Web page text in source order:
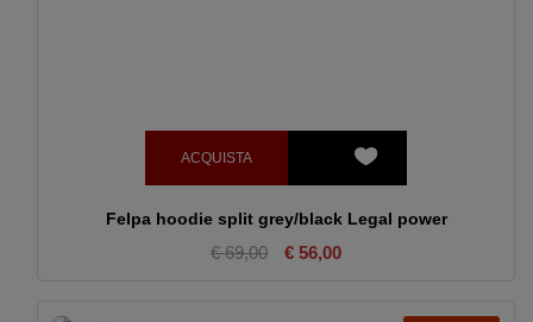
ACQUISTA
Felpa hoodie split grey/black Legal power
€ 69,00 € 56,00